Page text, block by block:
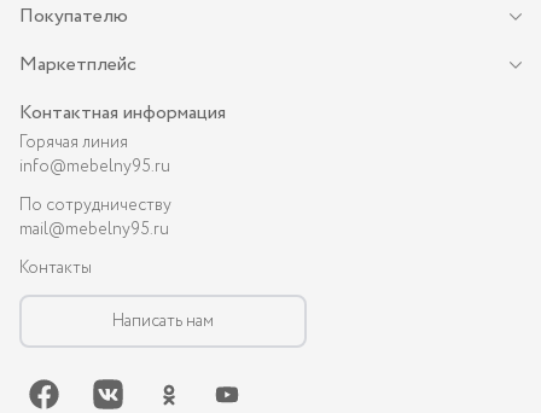
Покупателю
Маркетплейс
Контактная информация
Горячая линия
info@mebelny95.ru
По сотрудничеству
mail@mebelny95.ru
Контакты
Написать нам